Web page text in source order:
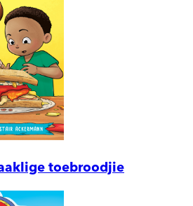
toebroodjie